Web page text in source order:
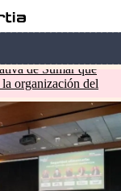
de Sumar que
organización del